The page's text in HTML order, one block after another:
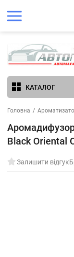
КАТАЛОГ
Головна /
Black Oriental
Залишити відгук